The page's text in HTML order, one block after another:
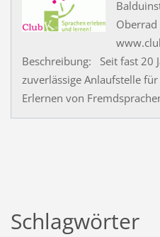
Beschreibung: Seit fast 20
zuverlässige Anlaufstelle
Erlernen von
Schlagwörter